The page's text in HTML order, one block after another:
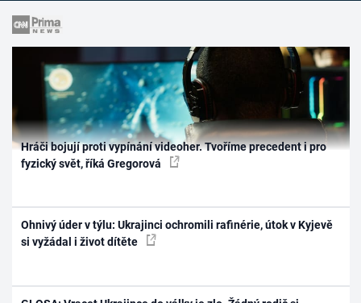
Hráči bojují proti vypínání videoher. Tvoříme precedent i pro
fyzický svět, říká Gregorová
Ohnivý úder v týlu: Ukrajinci ochromili rafinérie, útok v Kyjevě
si vyžádal i život dítěte